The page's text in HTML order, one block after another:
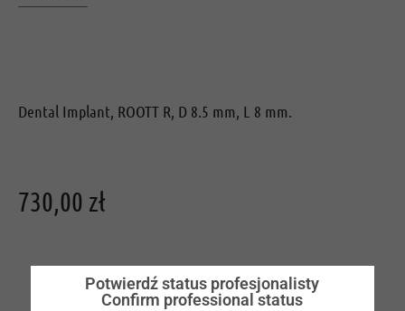
Dental Implant, ROOTT R, D 8.5 mm, L 8 mm.
730,00 zł
Potwierdź status profesjonalisty
Confirm professional status